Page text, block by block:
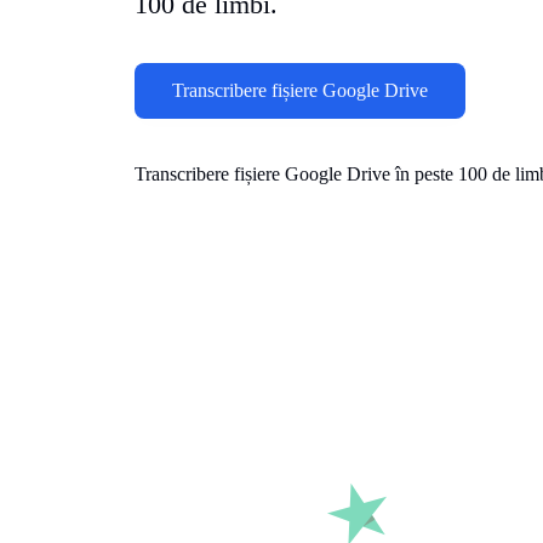
Transcribere fișiere Google Drive
Transcribere fișiere Google Drive în peste 100 de